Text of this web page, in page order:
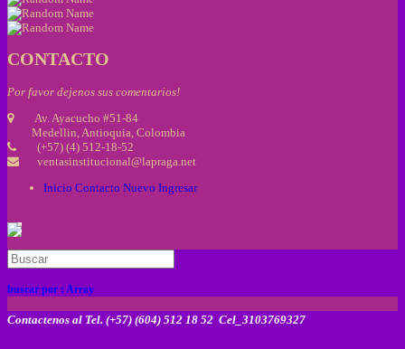
CONTACTO
Por favor dejenos sus comentarios!
Av. Ayacucho #51-84
Medellin, Antioquia, Colombia
(+57) (4) 512-18-52
ventasinstitucional@lapraga.net
Inicio Contacto Nuevo Ingresar
buscar por : Array
Contactenos al Tel. (+57) (604) 512 18 52 Cel_3103769327